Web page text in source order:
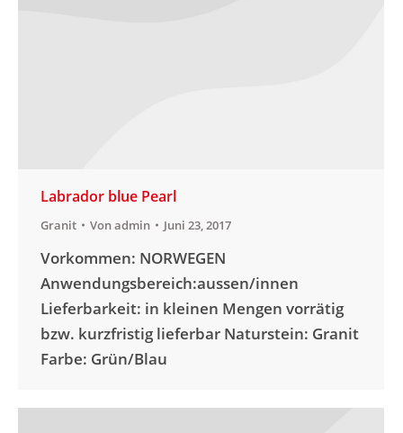
Labrador blue Pearl
Granit Vonadmin Juni 23, 2017
Vorkommen: NORWEGEN
Anwendungsbereich:aussen/innen
Lieferbarkeit: in kleinen Mengen vorrätig
bzw. kurzfristig lieferbar Naturstein: Granit
Farbe: Grün/Blau